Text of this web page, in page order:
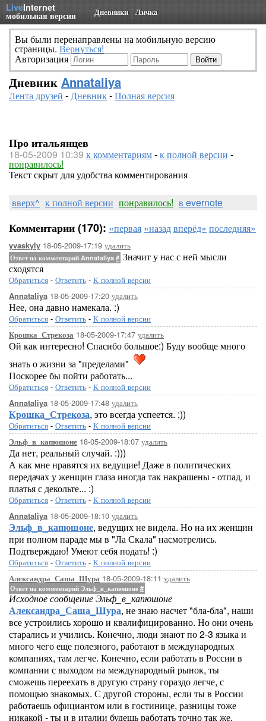
LiveInternet
мобильная версия Дневники Личка
Вы были перенаправлены на мобильную версию
страницы. Вернуться!
Авторизация
Дневник Annataliya
Лента друзей -Дневник-Полная версия
Про итальянцев
18-05-2009 10:39 к комментариям-к полной версии -
понравилось!
Текст скрыт для удобства комментирования
вверх^ к полной версии понравилось! в evernote
Комментарии (170): «первая «назадвперёд» последняя»
yvaskyly 18-05-2009-17:19 удалить
Ответ на комментарий Annataliya # Значит у нас с ней мысли
сходятся
Обратиться - Ответить - К полной версии
Annataliya 18-05-2009-17:20 удалить
Нее, она давно намекала. :)
Обратиться - Ответить - К полной версии
Крошка_Стрекоза 18-05-2009-17:47 удалить
Ой как интересно! Спасибо большое:) Буду вообще много
знать о жизни за "пределами"
Поскорее бы пойти работать...
Обратиться - Ответить - К полной версии
Annataliya 18-05-2009-17:48 удалить
Крошка_Стрекоза, это всегда успеется. ;))
Обратиться - Ответить - К полной версии
Эльф_в_капюшоне 18-05-2009-18:07 удалить
Да нет, реальный случай. :)))
А как мне нравятся их ведущие! Даже в политических
передачах у женщин глаза иногда так накрашены - отпад, и
платья с декольте... :)
Обратиться - Ответить - К полной версии
Annataliya 18-05-2009-18:10 удалить
Эльф_в_капюшоне, ведущих не видела. Но на их женщин
при полном параде мы в "Ла Скала" насмотрелись.
Подтверждаю! Умеют себя подать! :)
Обратиться - Ответить - К полной версии
Александра_Саша_Шура 18-05-2009-18:11 удалить
Ответ на комментарий Эльф_в_капюшоне #
Исходное сообщение Эльф_в_капюшоне
Александра_Саша_Шура, не знаю насчет "бла-бла", наши
все устроились хорошо и квалифицированно. Но они очень
старались и учились. Конечно, люди знают по 2-3 языка и
много чего еще полезного, работают в международных
компаниях, там легче. Конечно, если работать в России в
компании с выходом на международный рынок, ты
сможешь переехать в другую страну гораздо легче, с
помощью знакомых. С другой стороны, если ты в России
работаешь официантом или в гостинице, разницы тоже
никакой - ты и в италии будешь работать точно так же.